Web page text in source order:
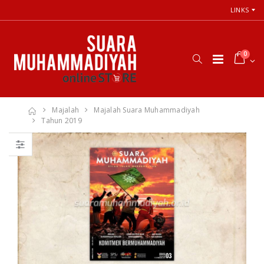
LINKS
0
Majalah
Majalah Suara Muhammadiyah
Tahun 2019
66 Jalan Menuju
Cinta Ilahi
Menemukan
Tuhan dalam
Luka, Cinta, dan
Kehidupan
Rp. 0
Cara Shalat
Menurut
Himpunan
Putusan Tarjih
Muhammadiyah
Rp. 31.000
Himpunan